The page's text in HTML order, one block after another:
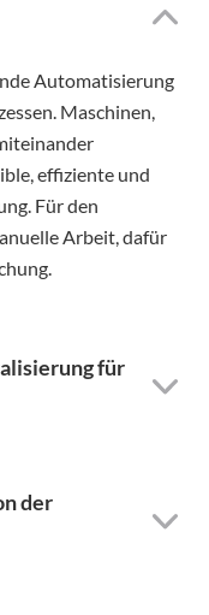
Automatisierung
Maschinen,
effiziente und
Für den
Arbeit, dafür
für
der